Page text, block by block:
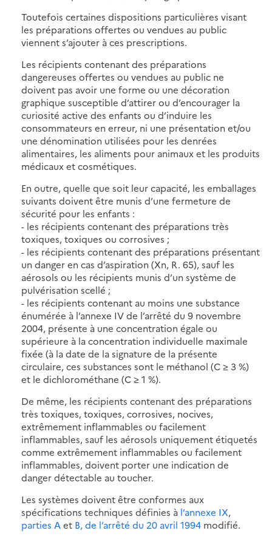
Toutefois certaines dispositions particulières visant
les préparations offertes ou vendues au public
viennent s’ajouter à ces prescriptions.
Les récipients contenant des préparations
dangereuses offertes ou vendues au public ne
doivent pas avoir une forme ou une décoration
graphique susceptible d’attirer ou d’encourager la
curiosité active des enfants ou d’induire les
consommateurs en erreur, ni une présentation et/ou
une dénomination utilisées pour les denrées
alimentaires, les aliments pour animaux et les produits
médicaux et cosmétiques.
En outre, quelle que soit leur capacité, les emballages
suivants doivent être munis d’une fermeture de
sécurité pour les enfants :
- les récipients contenant des préparations très
toxiques, toxiques ou corrosives ;
- les récipients contenant des préparations présentant
un danger en cas d’aspiration (Xn, R. 65), sauf les
aérosols ou les récipients munis d’un système de
pulvérisation scellé ;
- les récipients contenant au moins une substance
énumérée à l’annexe IV de l’arrêté du 9 novembre
2004, présente à une concentration égale ou
supérieure à la concentration individuelle maximale
fixée (à la date de la signature de la présente
circulaire, ces substances sont le méthanol (C ≥ 3 %)
et le dichlorométhane (C ≥ 1 %).
De même, les récipients contenant des préparations
très toxiques, toxiques, corrosives, nocives,
extrêmement inflammables ou facilement
inflammables, sauf les aérosols uniquement étiquetés
comme extrêmement inflammables ou facilement
inflammables, doivent porter une indication de
danger détectable au toucher.
Les systèmes doivent être conformes aux
spécifications techniques définies à l’annexe IX,
parties Aet B, de l’arrêté du 20 avril 1994 modifié.